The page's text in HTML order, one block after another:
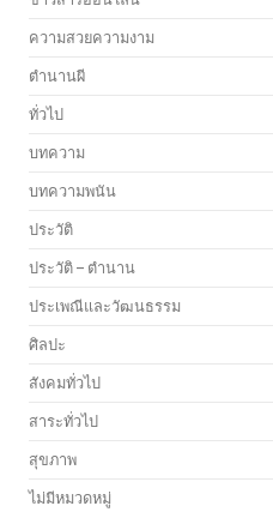
ความสวยความงาม
ตำนานผี
ทั่วไป
บทความ
บทความพนัน
ประวัติ
ประวัติ – ตำนาน
ประเพณีและวัฒนธรรม
ศิลปะ
สังคมทั่วไป
สาระทั่วไป
สุขภาพ
ไม่มีหมวดหมู่